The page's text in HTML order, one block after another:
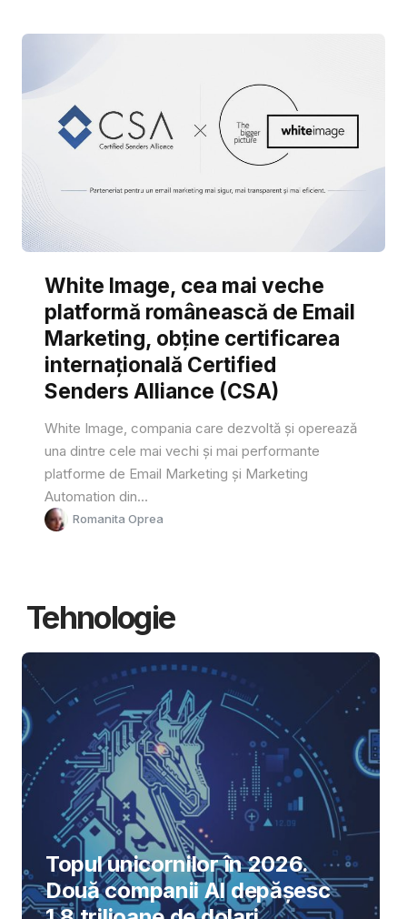
White Image, cea mai veche
platformă românească de Email
Marketing, obține certificarea
internațională Certified
Senders Alliance (CSA)
White Image, compania care dezvoltă și operează
una dintre cele mai vechi și mai performante
platforme de Email Marketing și Marketing
Automation din...
Romanita Oprea
Tehnologie
Topul unicornilor în 2026.
Două companii AI depășesc